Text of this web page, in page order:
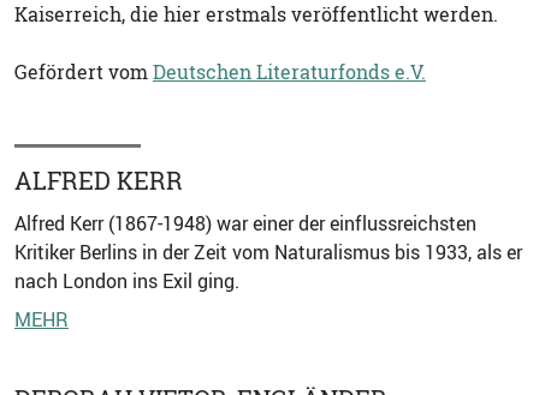
Kaiserreich, die hier erstmals veröffentlicht werden.
Gefördert vomDeutschen Literaturfonds e.V.
ALFRED KERR
Alfred Kerr (1867-1948) war einer der einflussreichsten
Kritiker Berlins in der Zeit vom Naturalismus bis 1933, als er
nach London ins Exil ging.
MEHR